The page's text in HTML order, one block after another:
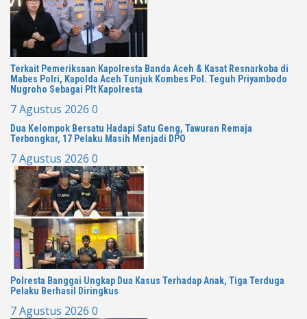
Terkait Pemeriksaan Kapolresta Banda Aceh & Kasat Resnarkoba di
Mabes Polri, Kapolda Aceh Tunjuk Kombes Pol. Teguh Priyambodo
Nugroho Sebagai Plt Kapolresta
7 Agustus 2026 0
Dua Kelompok Bersatu Hadapi Satu Geng, Tawuran Remaja
Terbongkar, 17 Pelaku Masih Menjadi DPO
7 Agustus 2026 0
Polresta Banggai Ungkap Dua Kasus Terhadap Anak, Tiga Terduga
Pelaku Berhasil Diringkus
7 Agustus 2026 0